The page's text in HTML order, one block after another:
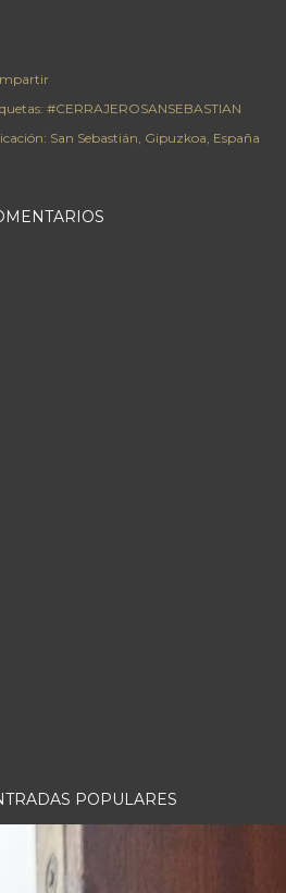
#CERRAJEROSANSEBASTIAN
San Sebastián, Gipuzkoa, España
POPULARES